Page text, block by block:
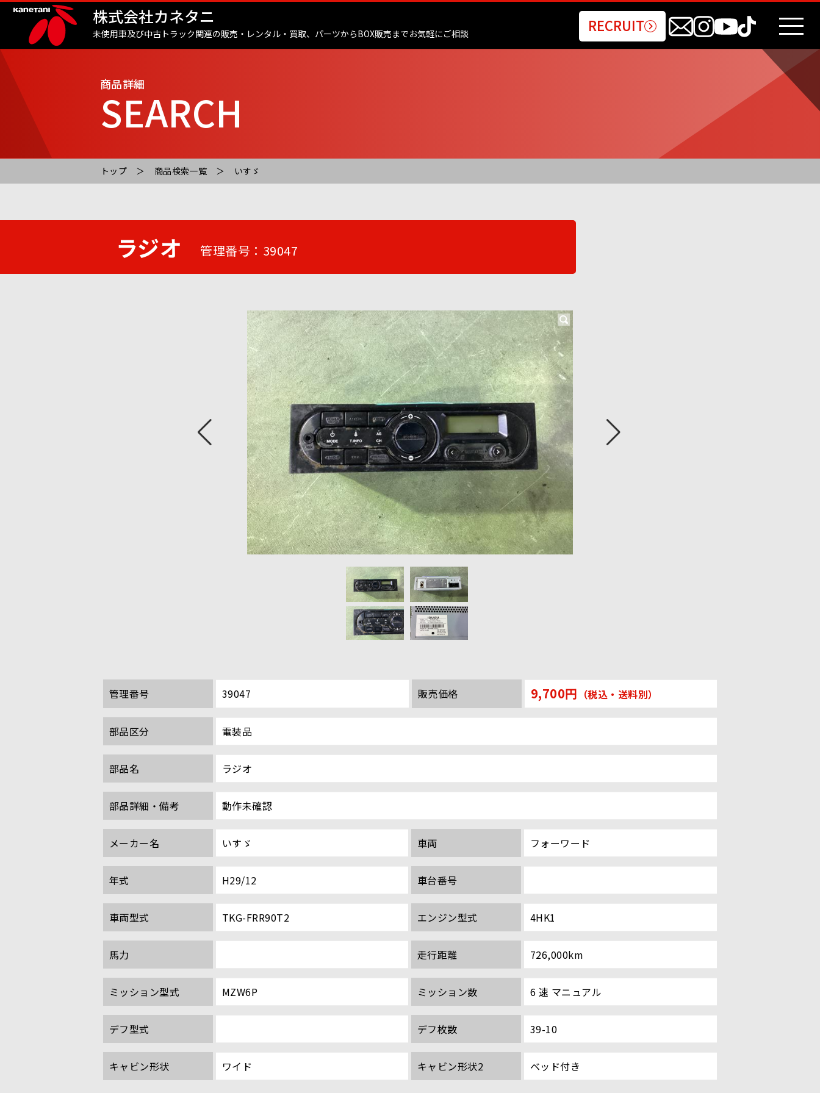
株式会社カネタニ
未使用車及び中古トラック関連の販売・レンタル・買取、 パーツからBOX販売までお気軽にご相談 RECRUIT
商品詳細
SEARCH
トップ 商品検索一覧 いすゞ
ラジオ 管理番号：39047
管理番号 39047 販売価格 9,700円 （税込・送料別）
部品区分 電装品
部品名 ラジオ
部品詳細・備考 動作未確認
メーカー名 いすゞ 車両 フォーワード
年式 H29/12 車台番号
車両型式 TKG-FRR90T2 エンジン型式 4HK1
馬力 走行距離 726,000km
ミッション型式 MZW6P ミッション数 6 速 マニュアル
デフ型式 デフ枚数 39-10
キャビン形状 ワイド キャビン形状2 ベッド付き